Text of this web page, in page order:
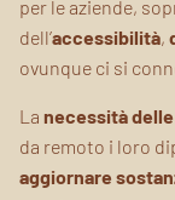
per le aziende,
dell’accessibilità,
ovunque ci si
La necessità
da remoto i loro
aggiornare